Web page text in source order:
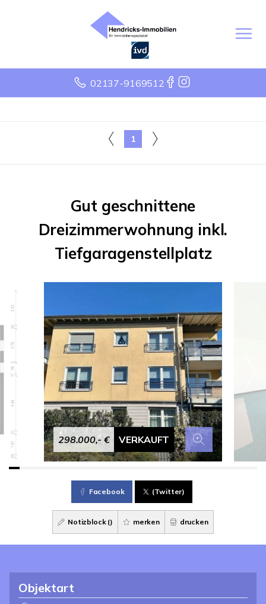
02137-9169512
1
Gut geschnittene
Dreizimmerwohnung inkl.
Tiefgaragenstellplatz
298.000,- € VERKAUFT
Facebook (Twitter)
Notizblock () merken drucken
Objektart